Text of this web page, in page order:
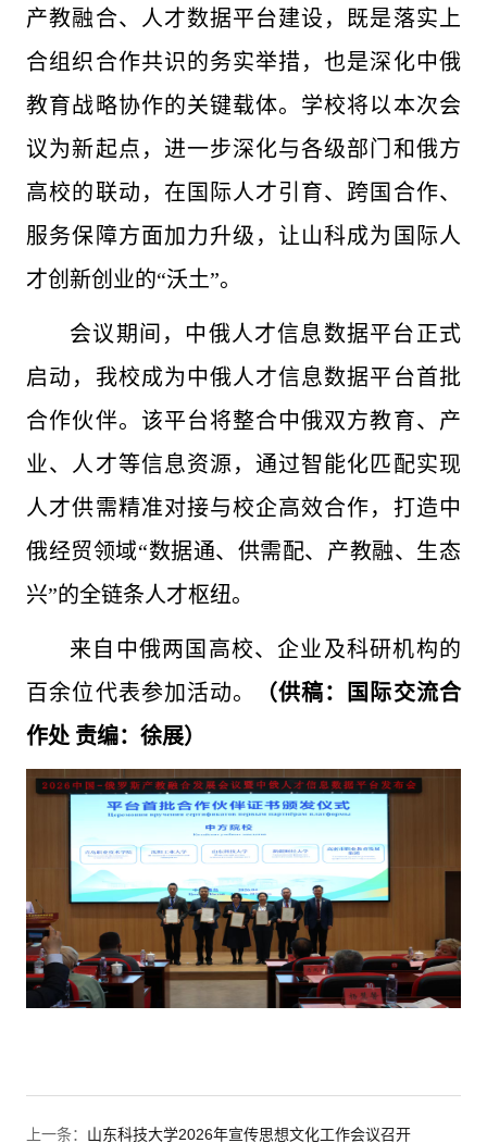
产教融合、人才数据平台建设，既是落实上
合组织合作共识的务实举措，也是深化中俄
教育战略协作的关键载体。学校将以本次会
议为新起点，进一步深化与各级部门和俄方
高校的联动，在国际人才引育、跨国合作、
服务保障方面加力升级，让山科成为国际人
才创新创业的“沃土”。
会议期间，中俄人才信息数据平台正式
启动，我校成为中俄人才信息数据平台首批
合作伙伴。该平台将整合中俄双方教育、产
业、人才等信息资源，通过智能化匹配实现
人才供需精准对接与校企高效合作，打造中
俄经贸领域“数据通、供需配、产教融、生态
兴”的全链条人才枢纽。
来自中俄两国高校、企业及科研机构的
百余位代表参加活动。
（供稿：国际交流合
作处 责编：徐展）
上一条： 山东科技大学2026年宣传思想文化工作会议召开